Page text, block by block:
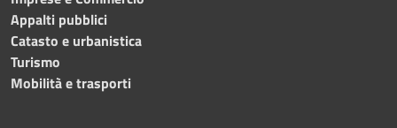
Appalti pubblici
Catasto e urbanistica
Turismo
Mobilità e trasporti